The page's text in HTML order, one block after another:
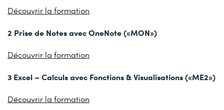
Découvrir la formation
2 Prise de Notes avec OneNote («MON»)
Découvrir la formation
3 Excel – Calculs avec Fonctions & Visualisations («ME2»)
Découvrir la formation